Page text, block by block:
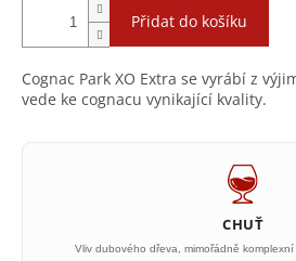
Přidat do košíku
Cognac Park XO Extra se vyrábí z
vede ke cognacu vynikající kvality.
CHUŤ
Vliv dubového dřeva, mimořádně